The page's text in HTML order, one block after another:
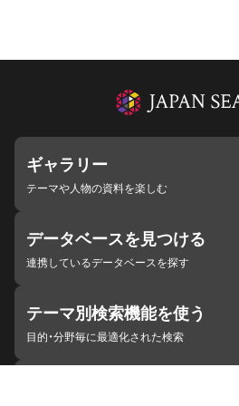
ギャラリー
テーマや人物の資料を楽しむ
データベースを見つける
連携しているデータベースを探す
テーマ別検索機能を使う
目的・分野毎に最適化された検索